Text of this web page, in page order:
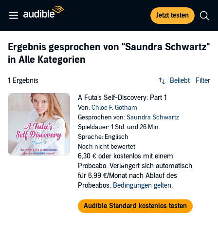
Jetzt testen
Ergebnis gesprochen von "Saundra Schwartz"
in Alle Kategorien
1 Ergebnis Beliebt Filter
A Futa's Self-Discovery: Part 1
Von:Chloe F. Gotham
Gesprochen von:Saundra Schwartz
Spieldauer: 1 Std. und 26 Min.
Sprache: Englisch
Noch nicht bewertet
6,30 € oder kostenlos mit einem
Probeabo. Verlängert sich automatisch
für 6,99 €/Monat nach Ablauf des
Probeabos. Bedingungen gelten.
Audible Standard kostenlos testen